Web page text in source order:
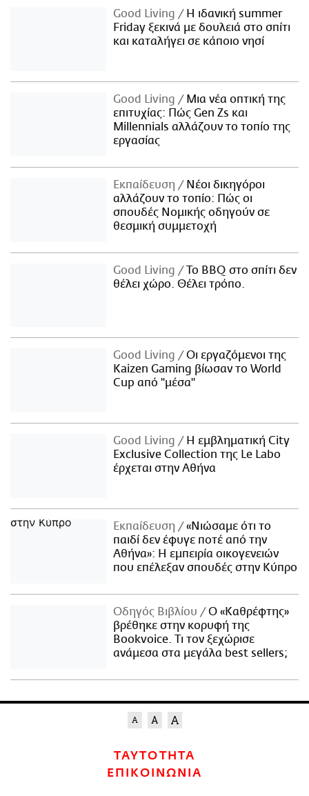
Good Living
Η ιδανική summer
Friday ξεκινά με δουλειά στο σπίτι
και καταλήγει σε κάποιο νησί
Good Living
Μια νέα οπτική της
επιτυχίας: Πώς Gen Zs και
Millennials αλλάζουν το τοπίο της
εργασίας
Εκπαίδευση
Νέοι δικηγόροι
αλλάζουν το τοπίο: Πώς οι
σπουδές Νομικής οδηγούν σε
θεσμική συμμετοχή
Good Living
Το BBQ στο σπίτι δεν
θέλει χώρο. Θέλει τρόπο.
Good Living
Οι εργαζόμενοι της
Kaizen Gaming βίωσαν το World
Cup από "μέσα"
Good Living
Η εμβληματική City
Exclusive Collection της Le Labo
έρχεται στην Αθήνα
Εκπαίδευση
«Νιώσαμε ότι το
παιδί δεν έφυγε ποτέ από την
Αθήνα»: Η εμπειρία οικογενειών
που επέλεξαν σπουδές στην Κύπρο
Οδηγός Βιβλίου
Ο «Καθρέφτης»
βρέθηκε στην κορυφή της
Bookvoice. Τι τον ξεχώρισε
ανάμεσα στα μεγάλα best sellers;
ΤΑΥΤΟΤΗΤΑ
ΕΠΙΚΟΙΝΩΝΙΑ